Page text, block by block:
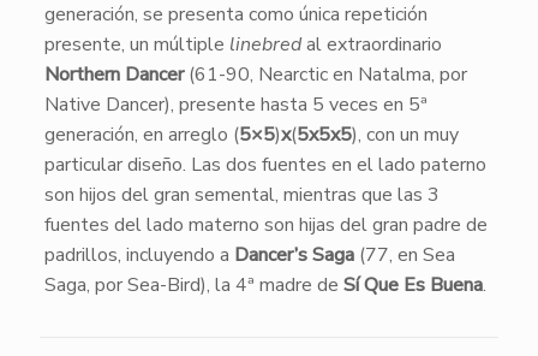
generación, se presenta como única repetición
presente, un múltiple linebredal extraordinario
Northern Dancer(61-90, Nearctic en Natalma, por
Native Dancer), presente hasta 5 veces en 5ª
generación, en arreglo (5×5)x(5x5x5), con un muy
particular diseño. Las dos fuentes en el lado paterno
son hijos del gran semental, mientras que las 3
fuentes del lado materno son hijas del gran padre de
padrillos, incluyendo a Dancer’s Saga(77, en Sea
Saga, por Sea-Bird), la 4ª madre de Sí Que Es Buena.